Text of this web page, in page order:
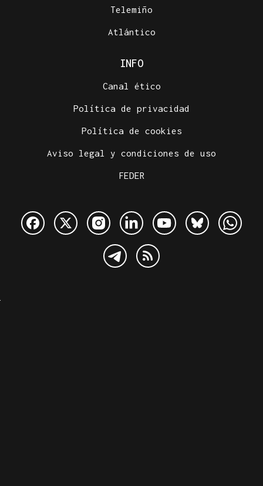
Telemiño
Atlántico
INFO
Canal ético
Política de privacidad
Política de cookies
Aviso legal y condiciones de uso
FEDER